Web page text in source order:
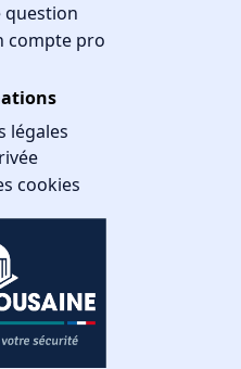
question
compte pro
légales
cookies